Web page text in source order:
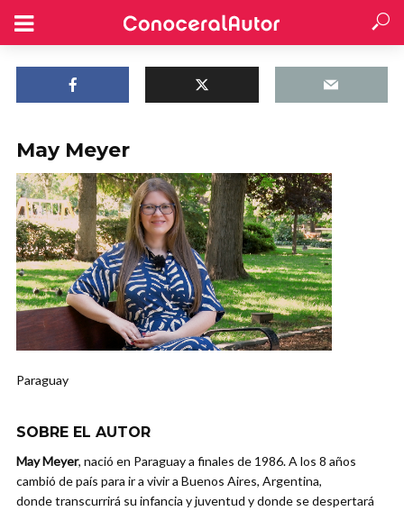
May Meyer
Paraguay
SOBRE EL AUTOR
May Meyer, nació en Paraguay a finales de 1986. A los 8 años
cambió de país para ir a vivir a Buenos Aires, Argentina,
donde transcurrirá su infancia y juventud y donde se despertará